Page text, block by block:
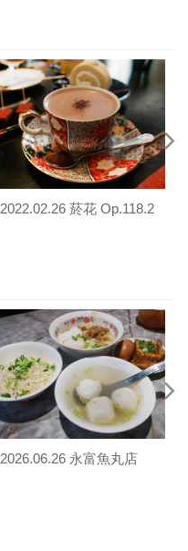
2022.02.26 菸花 Op.118.2
2026.06.26 永富魚丸店